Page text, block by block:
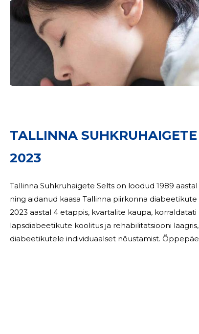
TALLINNA
2023
Tallinna Suhkruhaigete Selts on loodud 1989
ning aidanud kaasa Tallinna piirkonna diabeetikute
2023 aastal 4 etappis, kvartalite kaupa,
lapsdiabeetikute koolitus ja rehabilitatsiooni
diabeetikutele individuaalset nõustamist.